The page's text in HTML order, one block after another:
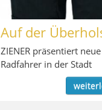
Auf der
ZIENER präsentiert
Radfahrer in der Stadt